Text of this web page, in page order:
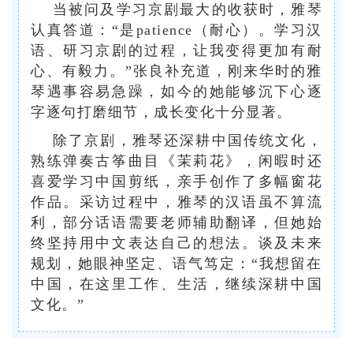
当被问及学习京剧最大的收获时，雅琴
认真答道：“是patience（耐心）。学习汉
语、研习京剧的过程，让我变得更加有耐
心、有毅力。”张良补充道，刚来华时的雅
琴遇事容易急躁，如今的她能够沉下心逐
字逐句打磨细节，成长变化十分显著。
除了京剧，雅琴还深耕中国传统文化，
熟练弹奏古筝曲目《茉莉花》，闲暇时还
喜爱学习中国剪纸，亲手创作了多幅窗花
作品。采访过程中，雅琴的汉语虽不算流
利，部分话语需要老师辅助翻译，但她始
终坚持用中文表达自己的想法。谈及未来
规划，她眼神坚定、语气笃定：“我想留在
中国，在这里工作、生活，继续深耕中国
文化。”